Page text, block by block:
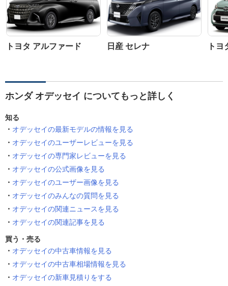
トヨタ アルファード 日産 セレナ ト
ホンダ オデッセイ についてもっと詳しく
知る
オデッセイの最新モデルの情報を見る
オデッセイのユーザーレビューを見る
オデッセイの専門家レビューを見る
オデッセイの公式画像を見る
オデッセイのユーザー画像を見る
オデッセイのみんなの質問を見る
オデッセイの関連ニュースを見る
オデッセイの関連記事を見る
買う・売る
オデッセイの中古車情報を見る
オデッセイの中古車相場情報を見る
オデッセイの新車見積りをする